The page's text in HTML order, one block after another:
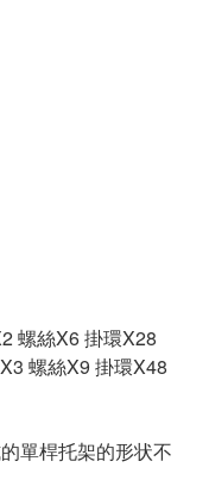
螺絲X6 掛環X28
螺絲X9 掛環X48
單桿托架的形状不